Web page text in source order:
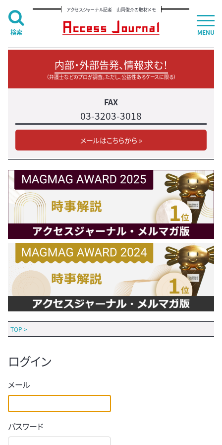
アクセスジャーナル記者 山岡俊介の取材メモ
内部・外部告発、情報求む！
（弁護士などのプロが調査。ただし、公益性あるケースに限る）
FAX
03-3203-3018
メールはこちらから »
TOP >
ログイン
メール
パスワード
MENU
検索